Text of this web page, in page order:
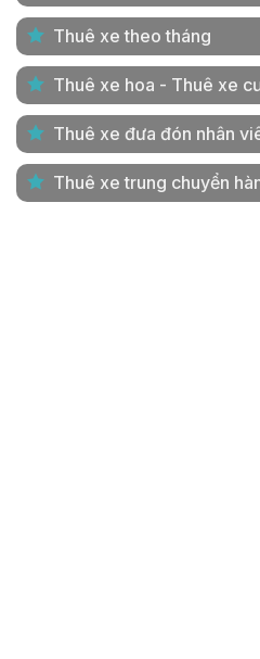
Thuê xe theo tháng
Thuê xe hoa - Thuê xe
Thuê xe đưa đón nhân
Thuê xe trung chuyển